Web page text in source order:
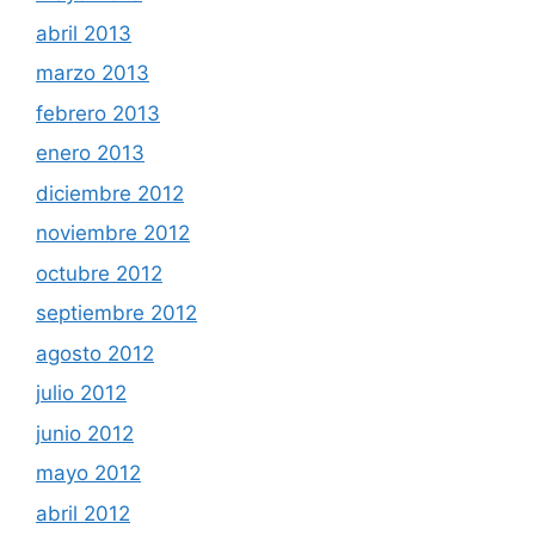
abril 2013
marzo 2013
febrero 2013
enero 2013
diciembre 2012
noviembre 2012
octubre 2012
septiembre 2012
agosto 2012
julio 2012
junio 2012
mayo 2012
abril 2012